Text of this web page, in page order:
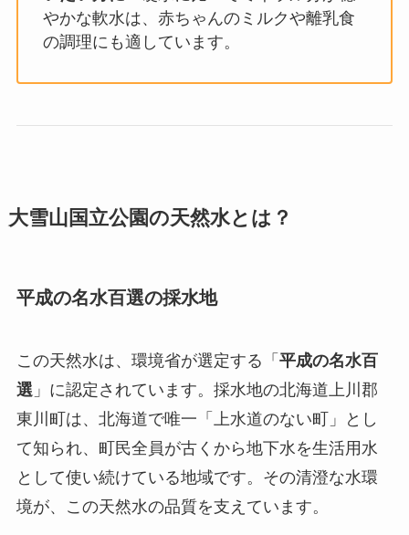
やかな軟水は、赤ちゃんのミルクや離乳食
の調理にも適しています。
大雪山国立公園の天然水とは？
平成の名水百選の採水地
この天然水は、環境省が選定する「 平成の名水百
選」に認定されています。採水地の北海道上川郡
東川町は、北海道で唯一「上水道のない町」とし
て知られ、町民全員が古くから地下水を生活用水
として使い続けている地域です。その清澄な水環
境が、この天然水の品質を支えています。